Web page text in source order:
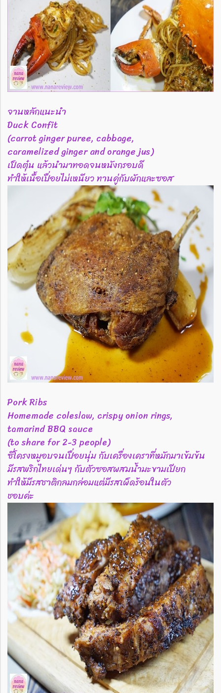
จานหลักแนะนำ
Duck Confit
(carrot ginger puree, cabbage,
caramelized ginger and orange jus)
เป็ดตุ๋น แล้วนำมาทอดจนหนังกรอบดี
ทำให้เนื้อเปื่อยไม่เหนียว ทานคู่กับผักและซอส
Pork Ribs
Homemade coleslaw, crispy onion rings,
tamarind BBQ sauce
(to share for 2-3 people)
ซี่โครงหมูอบจนเปื่อยนุ่ม กับเครื่องเคราที่หมักมาเข้มข้น
มีรสพริกไทยเด่นๆ กับตัวซอสผสมน้ำมะขามเปียก
ทำให้มีรสชาติกลมกล่อมแต่มีรสเผ็ดร้อนในตัว
ชอบค่ะ